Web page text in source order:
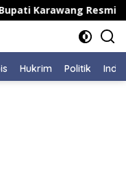
Karawang Resmi
Hukrim Politik